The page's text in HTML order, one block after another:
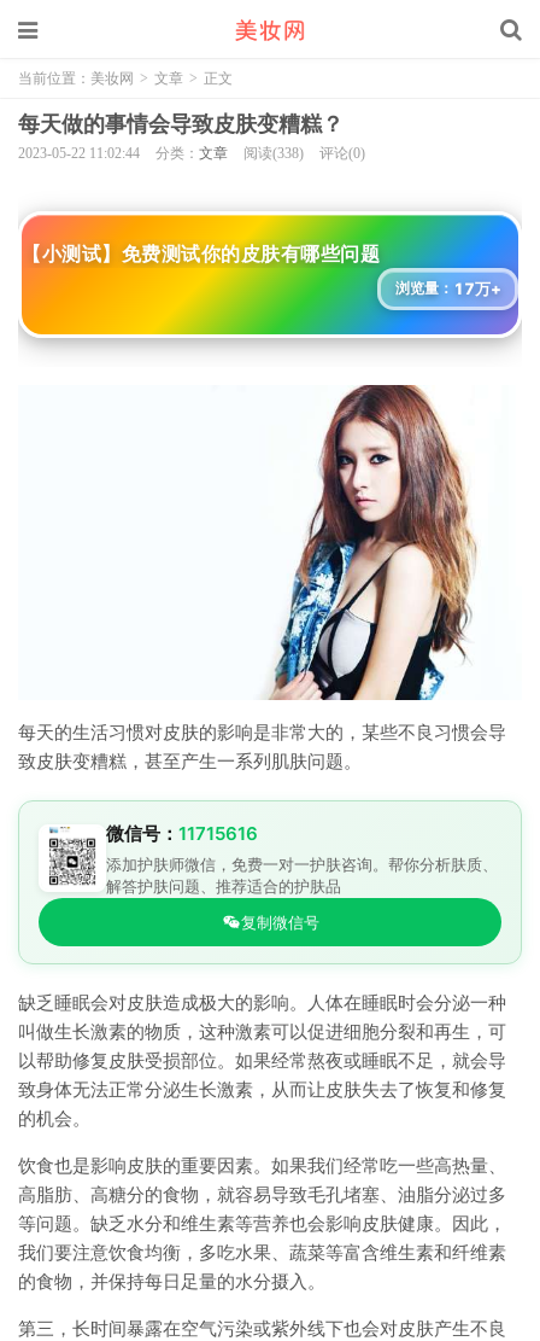
当前位置： 美妆网 > 文章 > 正文
每天做的事情会导致皮肤变糟糕？
2023-05-22 11:02:44 分类： 文章 阅读(338) 评论(0)
【小测试】免费测试你的皮肤有哪些问题
浏览量： 17万+
每天的生活习惯对皮肤的影响是非常大的，某些不良习惯会导
致皮肤变糟糕，甚至产生一系列肌肤问题。
微信号： 11715616
添加护肤师微信，免费一对一护肤咨询。帮你分析肤质、
解答护肤问题、推荐适合的护肤品
复制微信号
缺乏睡眠会对皮肤造成极大的影响。人体在睡眠时会分泌一种
叫做生长激素的物质，这种激素可以促进细胞分裂和再生，可
以帮助修复皮肤受损部位。如果经常熬夜或睡眠不足，就会导
致身体无法正常分泌生长激素，从而让皮肤失去了恢复和修复
的机会。
饮食也是影响皮肤的重要因素。如果我们经常吃一些高热量、
高脂肪、高糖分的食物，就容易导致毛孔堵塞、油脂分泌过多
等问题。缺乏水分和维生素等营养也会影响皮肤健康。因此，
我们要注意饮食均衡，多吃水果、蔬菜等富含维生素和纤维素
的食物，并保持每日足量的水分摄入。
第三，长时间暴露在空气污染或紫外线下也会对皮肤产生不良